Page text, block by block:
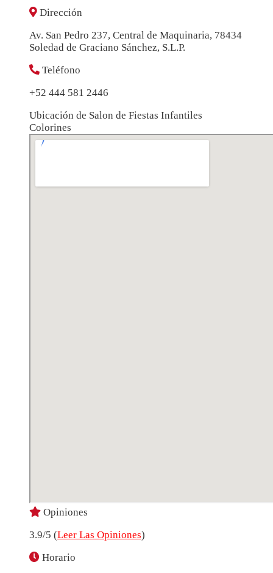
Dirección
Av. San Pedro 237, Central de Maquinaria, 78434
Soledad de Graciano Sánchez, S.L.P.
Teléfono
+52 444 581 2446
Ubicación de Salon de Fiestas Infantiles
Colorines
Opiniones
3.9/5 (Leer Las Opiniones)
Horario